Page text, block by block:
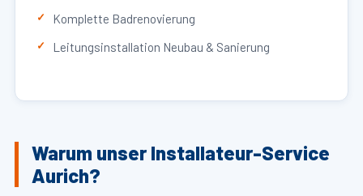
Komplette Badrenovierung
Leitungsinstallation Neubau & Sanierung
Warum unser Installateur-Service
Aurich?